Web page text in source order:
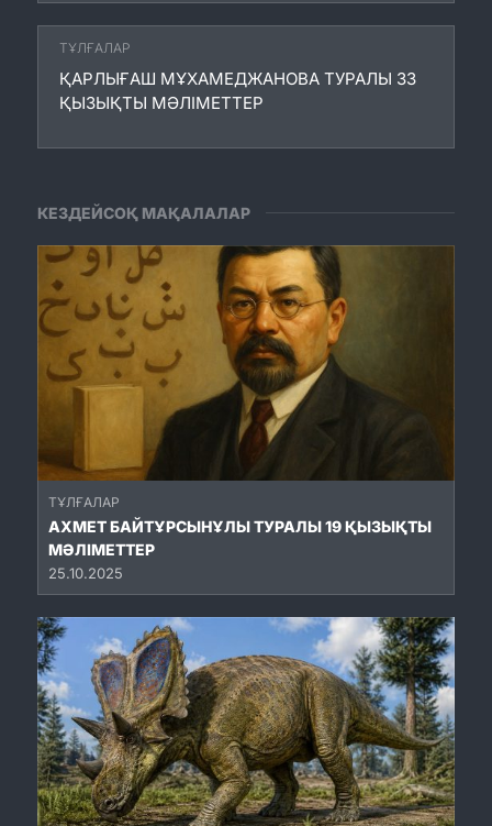
ТҰЛҒАЛАР
ҚАРЛЫҒАШ МҰХАМЕДЖАНОВА ТУРАЛЫ 33
ҚЫЗЫҚТЫ МӘЛІМЕТТЕР
КЕЗДЕЙСОҚ МАҚАЛАЛАР
ТҰЛҒАЛАР
АХМЕТ БАЙТҰРСЫНҰЛЫ ТУРАЛЫ 19 ҚЫЗЫҚТЫ
МӘЛІМЕТТЕР
25.10.2025